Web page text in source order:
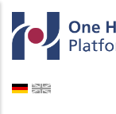
Direkt zum Inhalt